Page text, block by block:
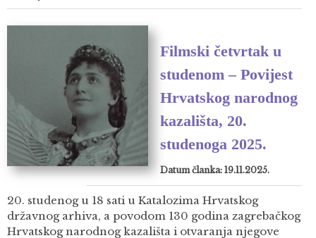
Filmski četvrtak u
studenom – Povijest
Hrvatskog narodnog
kazališta, 20.
studenoga 2025.
Datum članka: 19.11.2025.
20. studenog u 18 sati u Katalozima Hrvatskog
državnog arhiva, a povodom 130 godina zagrebačkog
Hrvatskog narodnog kazališta i otvaranja njegove